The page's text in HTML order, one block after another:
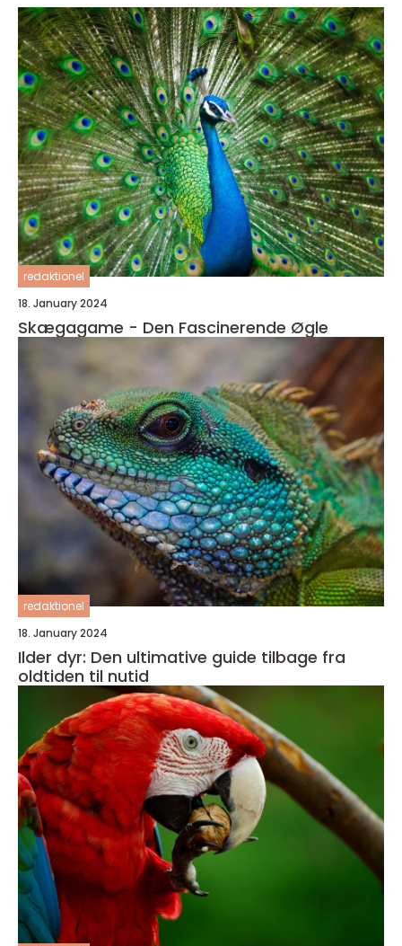
redaktionel
18. January 2024
Skægagame - Den Fascinerende Øgle
redaktionel
18. January 2024
Ilder dyr: Den ultimative guide tilbage fra
oldtiden til nutid